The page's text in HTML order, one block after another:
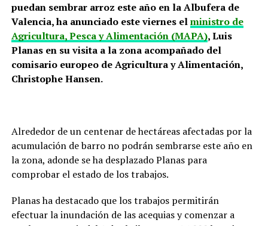
puedan sembrar arroz este año en la Albufera de
Valencia, ha anunciado este viernes elministro de
Agricultura, Pesca y Alimentación (MAPA), Luis
Planas en su visita a la zona acompañado del
comisario europeo de Agricultura y Alimentación,
Christophe Hansen.
Alrededor de un centenar de hectáreas afectadas por la
acumulación de barro no podrán sembrarse este año en
la zona, adonde se ha desplazado Planas para
comprobar el estado de los trabajos.
Planas ha destacado que los trabajos permitirán
efectuar la inundación de las acequias y comenzar a